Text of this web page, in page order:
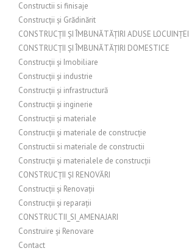
Constructii si finisaje
Construcții și Grădinărit
CONSTRUCȚII ȘI ÎMBUNĂTĂȚIRI ADUSE LOCUINȚEI
CONSTRUCȚII ȘI ÎMBUNĂTĂȚIRI DOMESTICE
Construcții și Imobiliare
Construcții și industrie
Construcții și infrastructură
Construcții și inginerie
Construcții și materiale
Construcții și materiale de construcție
Constructii si materiale de constructii
Construcții și materialele de construcții
CONSTRUCȚII ȘI RENOVĂRI
Construcții și Renovații
Construcții și reparații
CONSTRUCTII_SI_AMENAJARI
Construire și Renovare
Contact